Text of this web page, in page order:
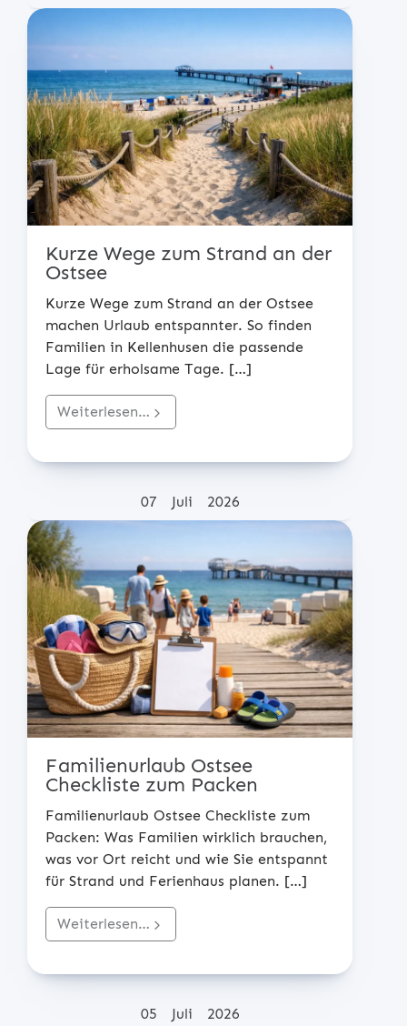
Kurze Wege zum Strand an der
Ostsee
Kurze Wege zum Strand an der Ostsee
machen Urlaub entspannter. So finden
Familien in Kellenhusen die passende
Lage für erholsame Tage. […]
Weiterlesen…
07 Juli 2026
Familienurlaub Ostsee
Checkliste zum Packen
Familienurlaub Ostsee Checkliste zum
Packen: Was Familien wirklich brauchen,
was vor Ort reicht und wie Sie entspannt
für Strand und Ferienhaus planen. […]
Weiterlesen…
05 Juli 2026